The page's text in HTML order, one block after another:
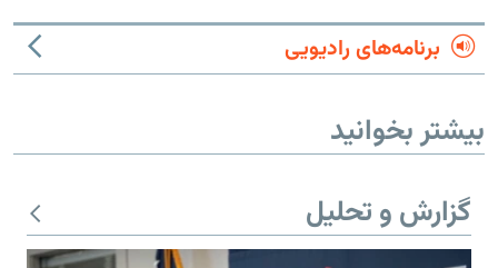
برنامه‌های رادیویی
بیشتر بخوانید
گزارش و تحلیل